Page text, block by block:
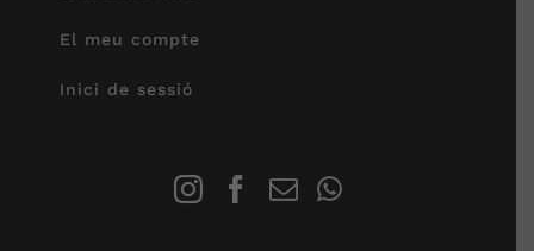
El meu compte
Inici de sessió